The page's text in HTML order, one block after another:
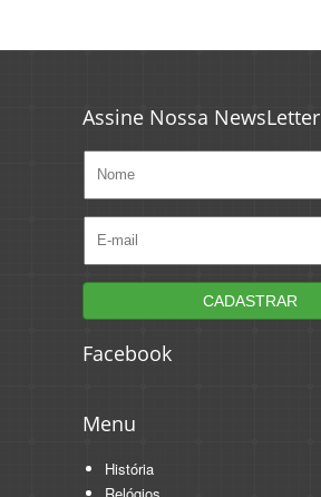
Assine Nossa NewsLetter
Facebook
Menu
História